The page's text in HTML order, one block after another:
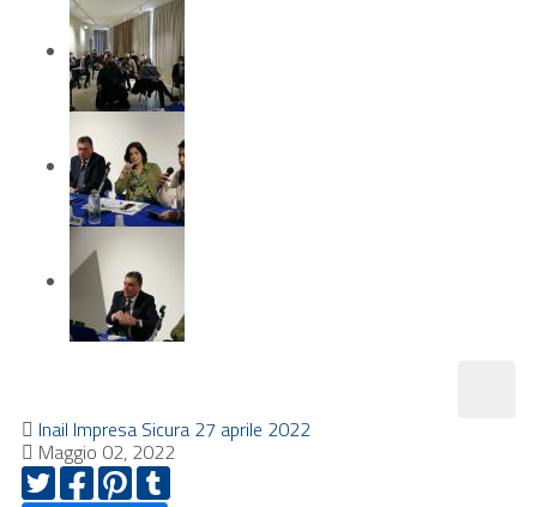
Inail Impresa Sicura 27 aprile 2022
Maggio 02, 2022